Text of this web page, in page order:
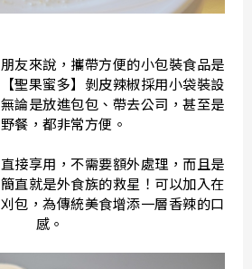
友來說，攜帶方便的小包裝食品是
聖果蜜多】剝皮辣椒採用小袋裝設
論是放進包包、帶去公司，甚至是
餐，都非常方便。
接享用，不需要額外處理，而且是
直就是外食族的救星！可以加入在
包，為傳統美食增添一層香辣的口
感。